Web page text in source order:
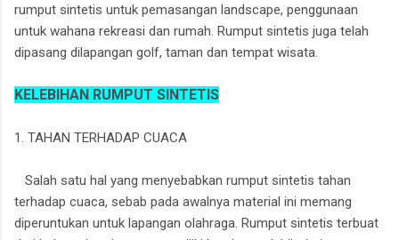
rumput sintetis untuk pemasangan landscape, penggunaan
untuk wahana rekreasi dan rumah. Rumput sintetis juga telah
dipasang dilapangan golf, taman dan tempat wisata.
KELEBIHAN RUMPUT SINTETIS
1. TAHAN TERHADAP CUACA
Salah satu hal yang menyebabkan rumput sintetis tahan
terhadap cuaca, sebab pada awalnya material ini memang
diperuntukan untuk lapangan olahraga. Rumput sintetis terbuat